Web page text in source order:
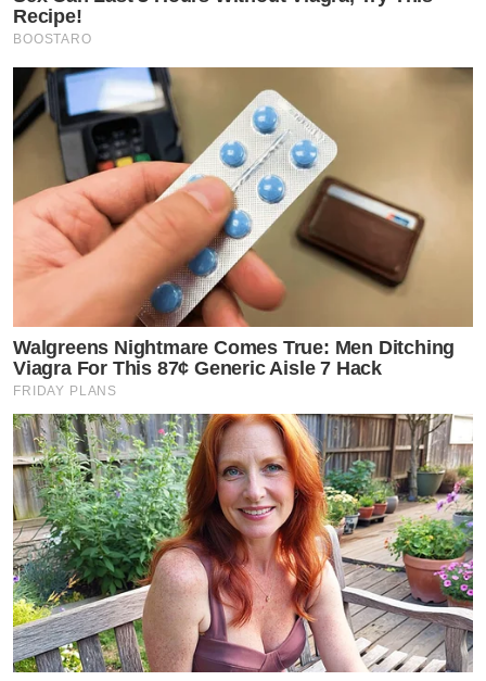
Recipe!
BOOSTARO
Walgreens Nightmare Comes True: Men Ditching
Viagra For This 87¢ Generic Aisle 7 Hack
FRIDAY PLANS